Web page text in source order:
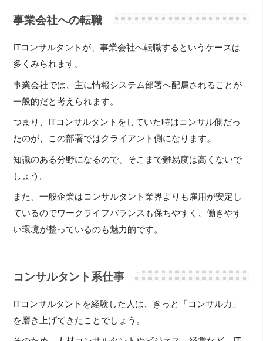
事業会社への転職
ITコンサルタントが、事業会社へ転職するというケースは
多くみられます。
事業会社では、主に情報システム部署へ配属されることが
一般的だと考えられます。
つまり、ITコンサルタントをしていた時はコンサル側だっ
たのが、この部署ではクライアント側になります。
知識のある分野になるので、そこまで難易度は高くないで
しょう。
また、一般企業はコンサルタント業界よりも雇用が安定し
ているのでワークライフバランスも保ちやすく、働きやす
い環境が整っているのも魅力的です。
コンサルタント系仕事
ITコンサルタントを経験した人は、きっと「コンサル力」
を磨き上げてきたことでしょう。